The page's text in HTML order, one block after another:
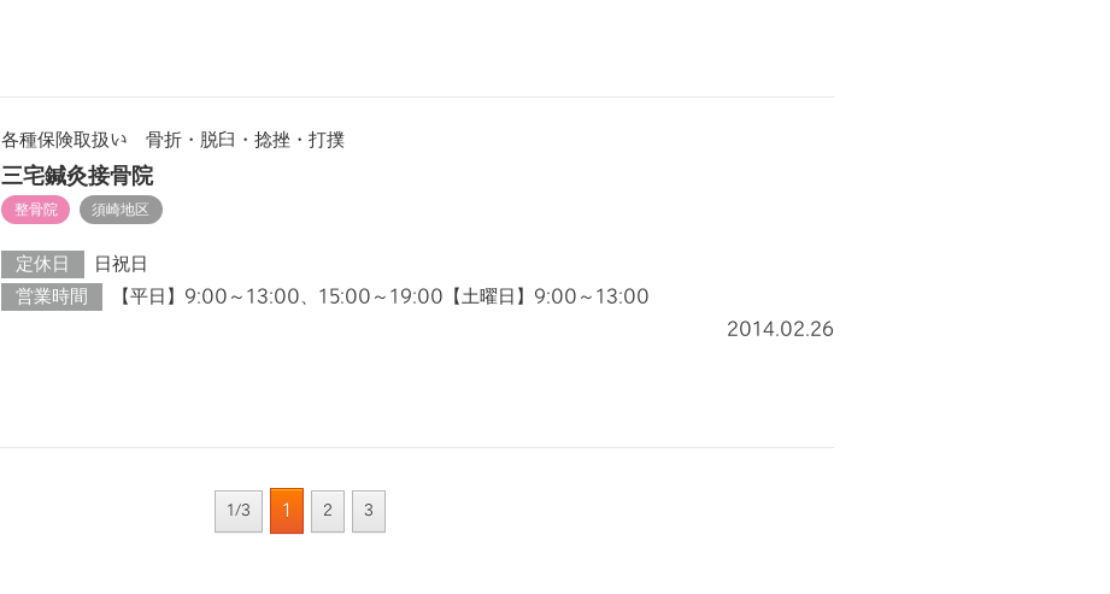
各種保険取扱い 骨折・脱臼・捻挫・打撲
三宅鍼灸接骨院
整骨院 須崎地区
定休日
日祝日
営業時間
【平日】9:00～13:00、15:00～19:00【土曜日】9:00～13:00
2014.02.26
1/3 1 2 3